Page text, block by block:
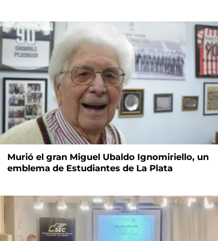
Murió el gran Miguel Ubaldo Ignomiriello, un
emblema de Estudiantes de La Plata